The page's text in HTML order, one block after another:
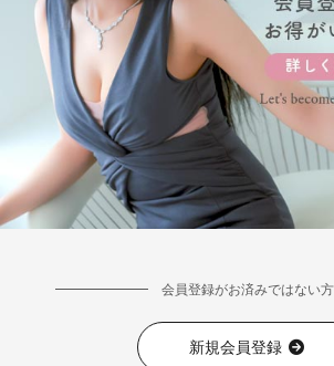
会員登録がお済みではない方
新規会員登録